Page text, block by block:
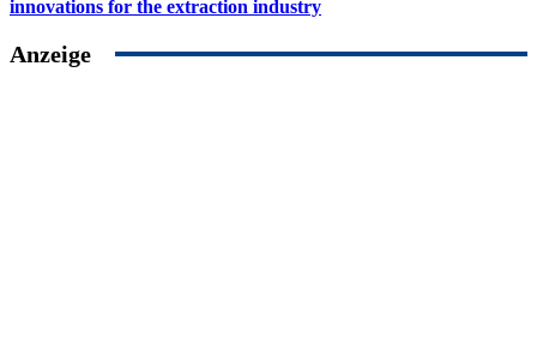
innovations for the extraction industry
Anzeige